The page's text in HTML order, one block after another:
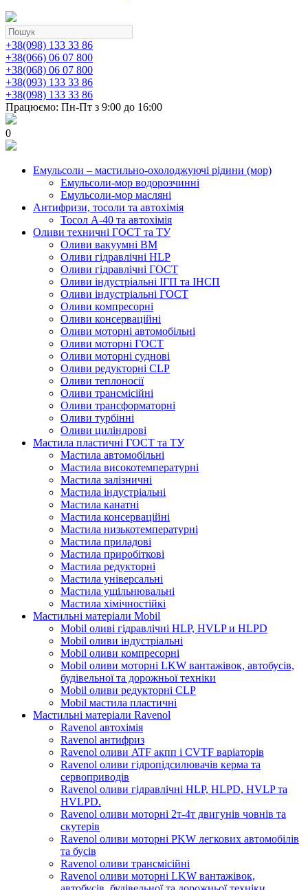
+38(098) 133 33 86
+38(066) 06 07 800
+38(068) 06 07 800
+38(093) 133 33 86
+38(098) 133 33 86
Працюємо: Пн-Пт з 9:00 до 16:00
0
Емульсоли – мастильно-охолоджуючі рідини (мор)
Емульсоли-мор водорозчинні
Емульсоли-мор масляні
Антифризи, тосоли та автохімія
Тосол А-40 та автохімія
Оливи техничні ГОСТ та ТУ
Оливи вакуумні ВМ
Оливи гідравлічні HLP
Оливи гідравлічні ГОСТ
Оливи індустріальні ІГП та ІНСП
Оливи індустріальні ГОСТ
Оливи компресорні
Оливи консерваційні
Оливи моторні автомобільні
Оливи моторні ГОСТ
Оливи моторні суднові
Оливи редукторні CLP
Оливи теплоносії
Оливи трансмісійні
Оливи трансформаторні
Оливи турбінні
Оливи циліндрові
Мастила пластичні ГОСТ та ТУ
Мастила автомобільні
Мастила високотемпературні
Мастила залізничні
Мастила індустріальні
Мастила канатні
Мастила консерваційні
Мастила низькотемпературні
Мастила приладові
Мастила приробіткові
Мастила редукторні
Мастила універсальні
Мастила ущільнювальні
Мастила хімічностійкі
Мастильні матеріали Mobil
Mobil оливі гідравлічні HLP, HVLP и HLPD
Mobil оливи індустріальні
Mobil оливи компресорні
Mobil оливи моторні LKW вантажівок, автобусів,
будівельної та дорожньої техніки
Mobil оливи редукторні CLP
Mobil мастила пластичні
Мастильні матеріали Ravenol
Ravenol автохімія
Ravenol антифриз
Ravenol оливи ATF акпп і CVTF варіаторів
Ravenol оливи гідропідсилювачів керма та
сервоприводів
Ravenol оливи гідравлічні HLP, HLPD, HVLP та
HVLPD.
Ravenol оливи моторні 2т-4т двигунів човнів та
скутерів
Ravenol оливи моторні PKW легкових автомобілів
та бусів
Ravenol оливи трансмісійні
Ravenol оливи моторні LKW вантажівок,